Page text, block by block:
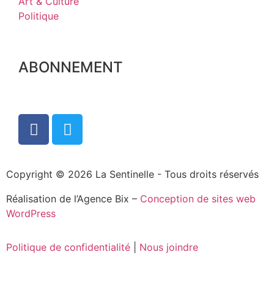
Politique
ABONNEMENT
Copyright © 2026 La Sentinelle - Tous droits réservés
Réalisation de l’Agence Bix – Conception de sites web
WordPress
Politique de confidentialité Nous joindre